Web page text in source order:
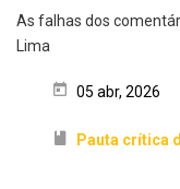
As falhas dos
Lima
05 abr, 2026
Pauta crítica